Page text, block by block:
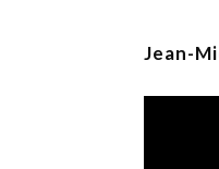
Jean-